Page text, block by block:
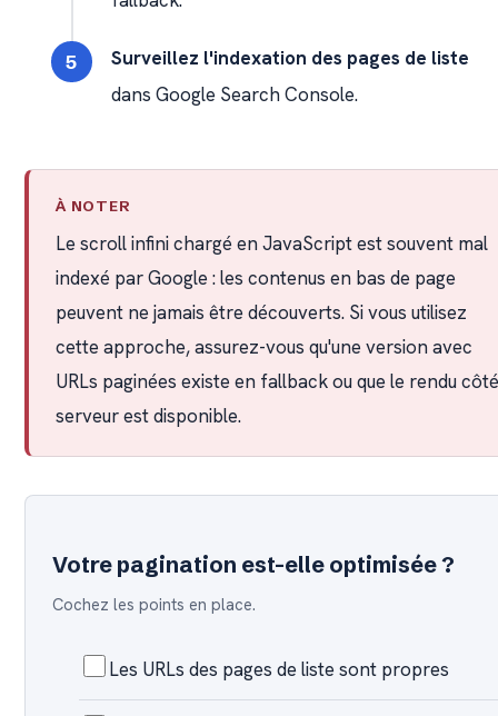
Surveillez l'indexation des pages de liste
dans Google Search Console.
À NOTER
Le scroll infini chargé en JavaScript est souvent mal
indexé par Google : les contenus en bas de page
peuvent ne jamais être découverts. Si vous utilisez
cette approche, assurez-vous qu'une version avec
URLs paginées existe en fallback ou que le rendu côté
serveur est disponible.
Votre pagination est-elle optimisée ?
Cochez les points en place.
Les URLs des pages de liste sont propres